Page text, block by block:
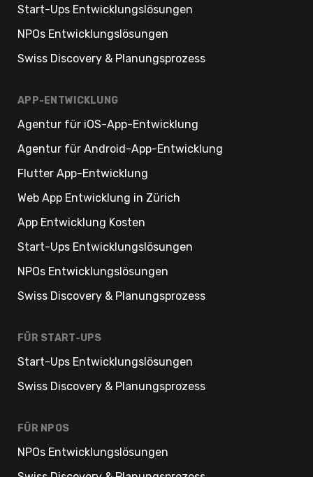
Start-Ups Entwicklungslösungen
NPOs Entwicklungslösungen
Swiss Discovery & Planungsprozess
APP-ENTWICKLUNG
Agentur für iOS-App-Entwicklung
Agentur für Android-App-Entwicklung
Flutter App-Entwicklung
Web App Entwicklung in Zürich
App Entwicklung Kosten
Start-Ups Entwicklungslösungen
NPOs Entwicklungslösungen
Swiss Discovery & Planungsprozess
FÜR START-UPS
Start-Ups Entwicklungslösungen
Swiss Discovery & Planungsprozess
FÜR NPOS
NPOs Entwicklungslösungen